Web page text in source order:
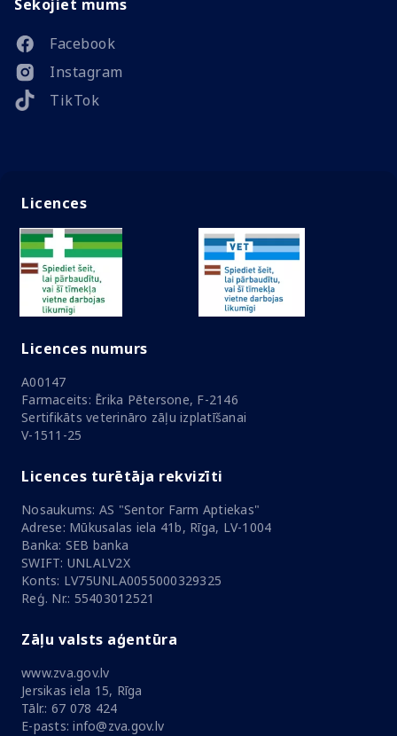
Sekojiet mums
Facebook
Instagram
TikTok
Licences
Licences numurs
A00147
Farmaceits: Ērika Pētersone, F-2146
Sertifikāts veterināro zāļu izplatīšanai
V-1511-25
Licences turētāja rekvizīti
Nosaukums: AS "Sentor Farm Aptiekas"
Adrese: Mūkusalas iela 41b, Rīga, LV-1004
Banka: SEB banka
SWIFT: UNLALV2X
Konts: LV75UNLA0055000329325
Reģ. Nr.: 55403012521
Zāļu valsts aģentūra
www.zva.gov.lv
Jersikas iela 15, Rīga
Tālr.: 67 078 424
E-pasts: info@zva.gov.lv